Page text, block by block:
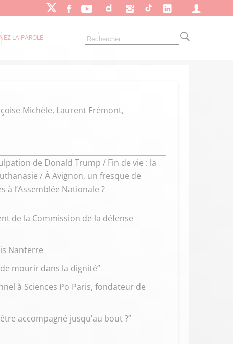
LA PAROLE
Michèle, Laurent Frémont,
de Donald Trump / Fin de vie : la
/ À Avignon, un fresque de
l’Assemblée Nationale ?
de la Commission de la défense
Nanterre
mourir dans la dignité”
à Sciences Po Paris, fondateur de
accompagné jusqu’au bout ?”